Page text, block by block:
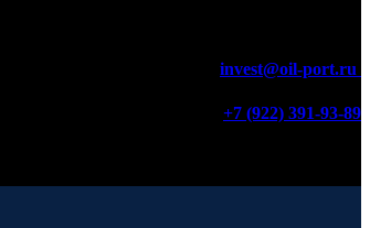
invest@oil-port.ru
+7 (922) 391-93-89